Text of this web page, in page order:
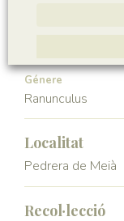
Génere
Ranunculus
Localitat
Pedrera de Meià
Recol·lecció